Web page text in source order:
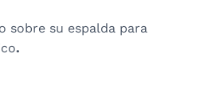
sobre su espalda para
.